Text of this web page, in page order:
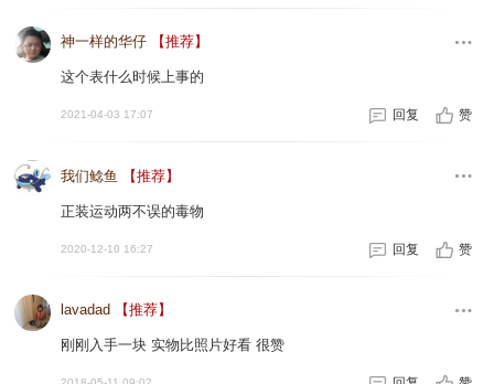
神一样的华仔 【推荐】
这个表什么时候上事的
2021-04-03 17:07 回复 赞
我们鲶鱼 【推荐】
正装运动两不误的毒物
2020-12-10 16:27 回复 赞
lavadad 【推荐】
刚刚入手一块 实物比照片好看 很赞